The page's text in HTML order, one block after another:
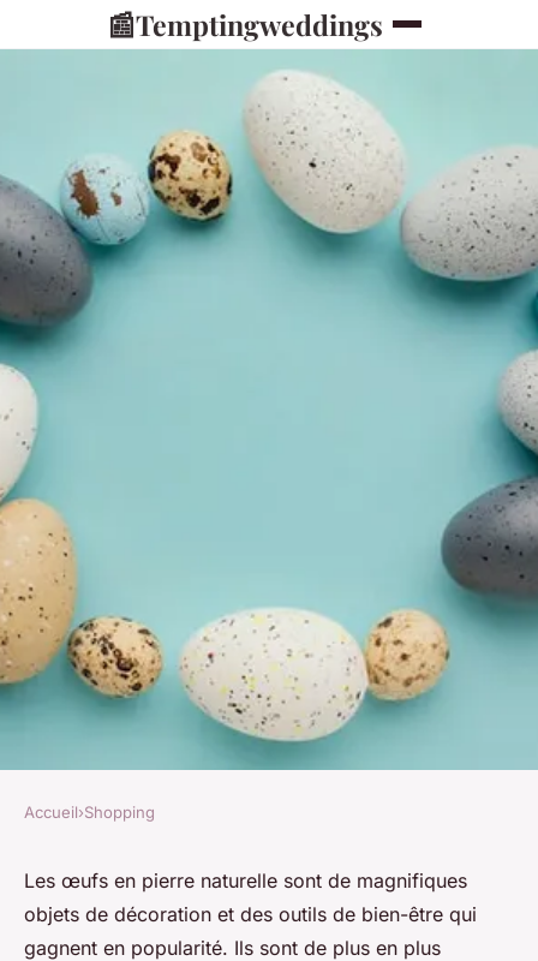
📰Temptingweddings
SHOPPING
Comment choisir ses œufs en
pierre naturelle ?
Accueil›Shopping
Les œufs en pierre naturelle sont de magnifiques
objets de décoration et des outils de bien-être qui
gagnent en popularité. Ils sont de plus en plus